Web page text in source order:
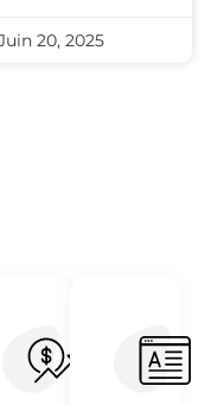
20, 2025